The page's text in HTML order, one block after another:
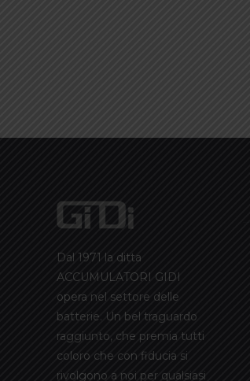
Dal 1971 la ditta
ACCUMULATORI GIDI
opera nel settore delle
batterie. Un bel traguardo
raggiunto, che premia tutti
coloro che con fiducia si
rivolgono a noi per qualsiasi